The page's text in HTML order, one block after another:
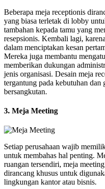
Beberapa meja receptionis
yang biasa terletak di lobby
tambahan kepada tamu yang
resepsionis. Kembali lagi,
dalam menciptakan kesan
Mereka juga membantu
memberikan dukungan
jenis organisasi. Desain meja
tergantung pada kebutuhan dan
bersangkutan.
3. Meja Meeting
Setiap perusahaan wajib
untuk membahas hal penting.
ruangan tersendiri, meja
dirancang khusus untuk
lingkungan kantor atau bisnis.